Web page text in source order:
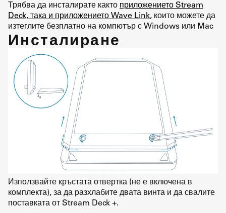
Трябва да инсталирате както приложението Stream
Deck, така и приложението Wave Link, които можете да
изтеглите безплатно на компютър с Windows или Mac
Инсталиране
Използвайте кръстата отвертка (не е включена в
комплекта), за да разхлабите двата винта и да свалите
поставката от Stream Deck +.